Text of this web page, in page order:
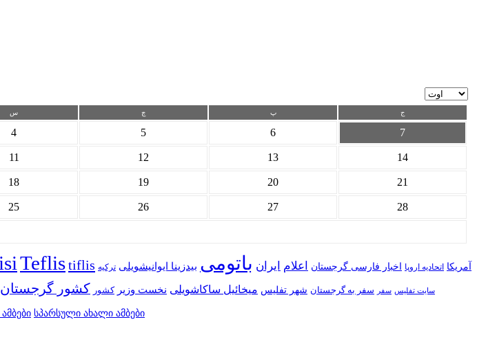
س چ پ ج
4 5 6 7
11 12 13 14
18 19 20 21
25 26 27 28
Teflistiflis آمریکا اتحادیه اروپا اخبار فارسی گرجستان اعلام ایران باتومی بیدزینا ایوانیشویلی ترکیه
سایت تفلیس سفر سفر به گرجستان شهر تفلیس میخائیل ساکاشویلی نخست وزیر کشور کشور گرجستان
სპარსული ახალი ამბები